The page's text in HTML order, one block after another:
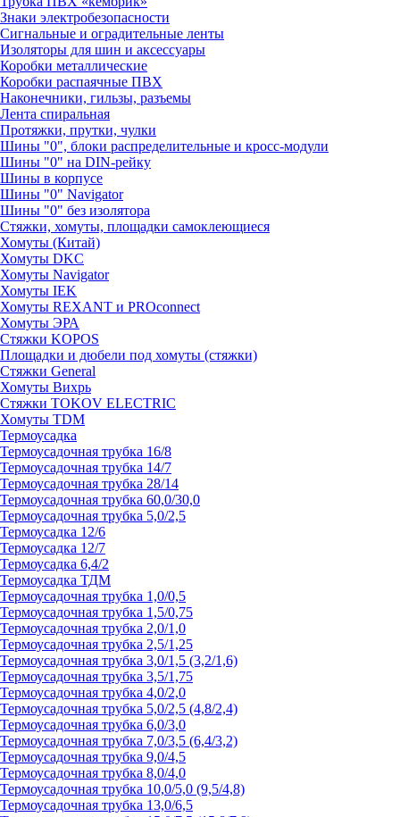
Знаки электробезопасности
Сигнальные и оградительные ленты
Изоляторы для шин и аксессуары
Коробки металлические
Коробки распаячные ПВХ
Наконечники, гильзы, разъемы
Лента спиральная
Протяжки, прутки, чулки
Шины "0", блоки распределительные и кросс-модули
Шины "0" на DIN-рейку
Шины в корпусе
Шины "0" Navigator
Шины "0" без изолятора
Стяжки, хомуты, площадки самоклеющиеся
Хомуты (Китай)
Хомуты DKC
Хомуты Navigator
Хомуты IEK
Хомуты REXANT и PROconnect
Хомуты ЭРА
Стяжки KOPOS
Площадки и дюбели под хомуты (стяжки)
Стяжки General
Хомуты Вихрь
Стяжки TOKOV ELECTRIC
Хомуты TDM
Термоусадка
Термоусадочная трубка 16/8
Термоусадочная трубка 14/7
Термоусадочная трубка 28/14
Термоусадочная трубка 60,0/30,0
Термоусадочная трубка 5,0/2,5
Термоусадка 12/6
Термоусадка 12/7
Термоусадка 6,4/2
Термоусадка ТДМ
Термоусадочная трубка 1,0/0,5
Термоусадочная трубка 1,5/0,75
Термоусадочная трубка 2,0/1,0
Термоусадочная трубка 2,5/1,25
Термоусадочная трубка 3,0/1,5 (3,2/1,6)
Термоусадочная трубка 3,5/1,75
Термоусадочная трубка 4,0/2,0
Термоусадочная трубка 5,0/2,5 (4,8/2,4)
Термоусадочная трубка 6,0/3,0
Термоусадочная трубка 7,0/3,5 (6,4/3,2)
Термоусадочная трубка 9,0/4,5
Термоусадочная трубка 8,0/4,0
Термоусадочная трубка 10,0/5,0 (9,5/4,8)
Термоусадочная трубка 13,0/6,5